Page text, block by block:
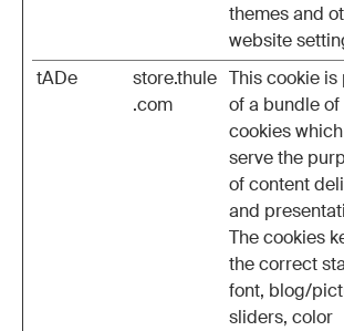
themes and
website
tADe
store.thule
.com
This cookie is
of a bundle of
cookies which
serve the
of content
and
The cookies
the correct
font, blog/
sliders, color